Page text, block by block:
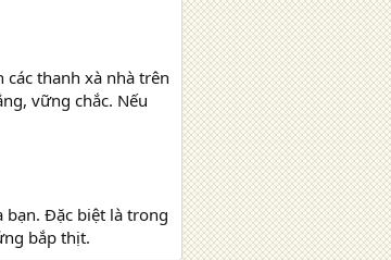
thanh xà nhà trên
vững chắc. Nếu
bạn. Đặc biệt là trong
bắp thịt.